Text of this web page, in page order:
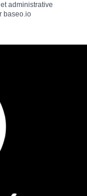
administrative
baseo.io